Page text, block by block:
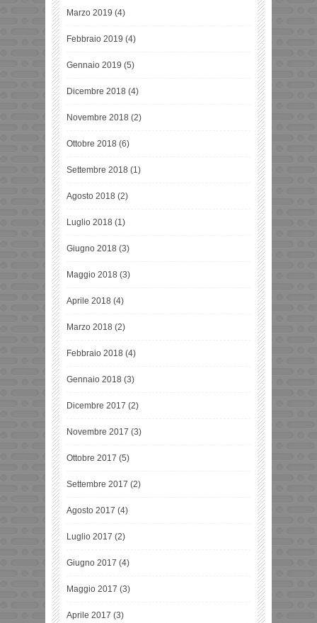
Marzo 2019 (4)
Febbraio 2019 (4)
Gennaio 2019 (5)
Dicembre 2018 (4)
Novembre 2018 (2)
Ottobre 2018 (6)
Settembre 2018 (1)
Agosto 2018 (2)
Luglio 2018 (1)
Giugno 2018 (3)
Maggio 2018 (3)
Aprile 2018 (4)
Marzo 2018 (2)
Febbraio 2018 (4)
Gennaio 2018 (3)
Dicembre 2017 (2)
Novembre 2017 (3)
Ottobre 2017 (5)
Settembre 2017 (2)
Agosto 2017 (4)
Luglio 2017 (2)
Giugno 2017 (4)
Maggio 2017 (3)
Aprile 2017 (3)